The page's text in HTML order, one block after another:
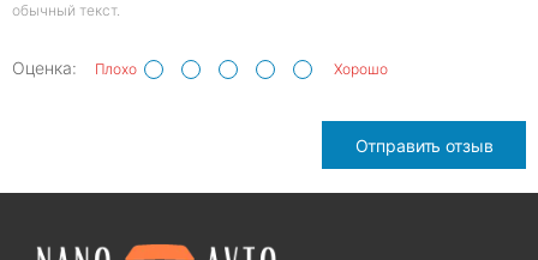
обычный текст.
Оценка: Плохо Хорошо
Отправить отзыв